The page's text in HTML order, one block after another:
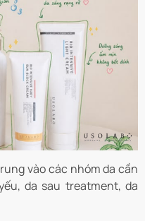
vào các nhóm da cần
da sau treatment, da